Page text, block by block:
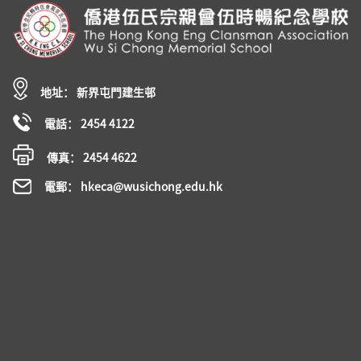
地址： 新界屯門建生邨
電話： 2454 4122
傳真： 2454 4622
電郵： hkeca@wusichong.edu.hk